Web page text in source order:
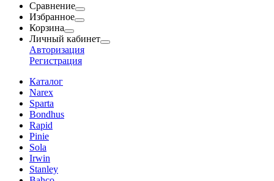
Сравнение
Избранное
Корзина
Личный кабинет
Авторизация
Регистрация
Каталог
Narex
Sparta
Bondhus
Rapid
Pinie
Sola
Irwin
Stanley